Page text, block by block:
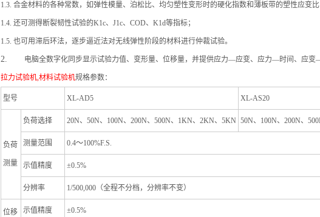
1.3. 合金材料的各种常数，如弹性模量、泊松比、均匀塑性变形时的硬化指数和薄板带的塑性应变
1.4. 还可测得断裂韧性试验的K1c、J1c、COD、K1d等指标；
1.5. 也可用滞后环法，逐步逼近法对无线弹性阶段的材料进行仲裁试验。
2. 电脑全数字化同步显示试验力值、变形量、位移量，并提供应力—应变、应力—时间、应变
拉力试验机,材料试验机规格参数：
型号 XL-AD5 XL-AS20
负荷
测量
负荷选择 20N、50N、100N、200N、500N、1KN、2KN、5KN 50N、100N、200N、
测量范围 0.4～100%F.S.
示值精度 ±0.5%
分辨率 1/500,000（全程不分档，分辨率不变）
位移 示值精度 ±0.5%